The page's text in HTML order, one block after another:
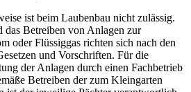
ist beim Laubenbau nicht zulässig.
Betreiben von Anlagen zur
oder Flüssiggas richten sich nach den
und Vorschriften. Für die
der Anlagen durch einen Fachbetrieb
Betreiben der zum Kleingarten